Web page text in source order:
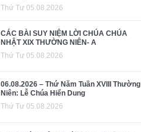
Thứ Tư 05.08.2026
CÁC BÀI SUY NIỆM LỜI CHÚA CHÚA
NHẬT XIX THƯỜNG NIÊN- A
Thứ Tư 05.08.2026
06.08.2026 – Thứ Năm Tuần XVIII Thường
Niên: Lễ Chúa Hiển Dung
Thứ Tư 05.08.2026